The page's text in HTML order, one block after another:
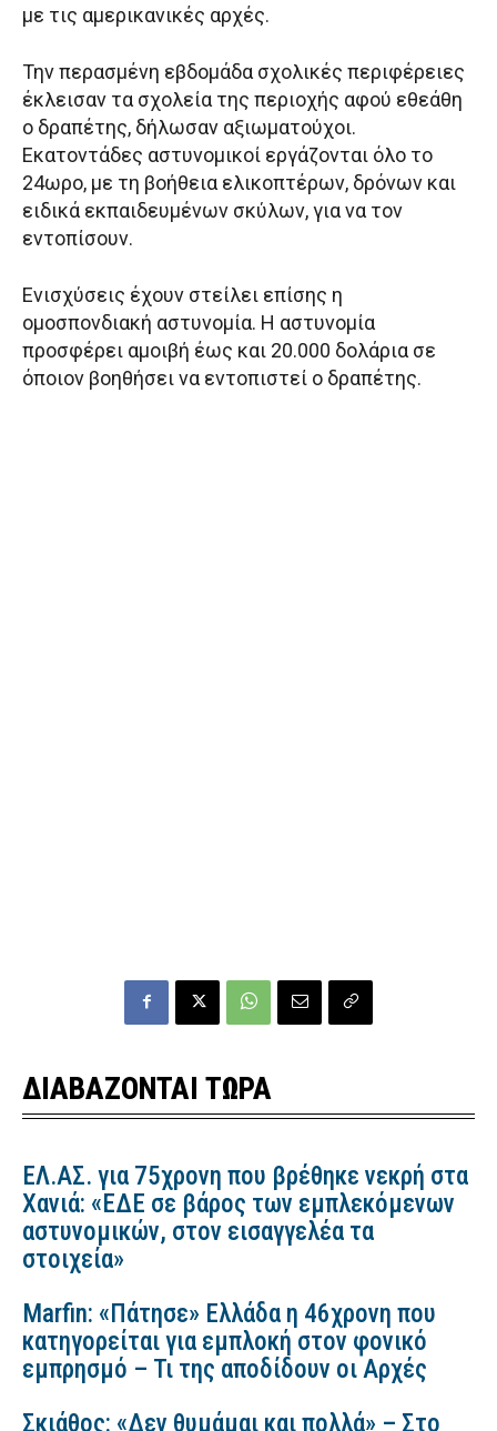
με τις αμερικανικές αρχές.
Την περασμένη εβδομάδα σχολικές περιφέρειες
έκλεισαν τα σχολεία της περιοχής αφού εθεάθη
ο δραπέτης, δήλωσαν αξιωματούχοι.
Εκατοντάδες αστυνομικοί εργάζονται όλο το
24ωρο, με τη βοήθεια ελικοπτέρων, δρόνων και
ειδικά εκπαιδευμένων σκύλων, για να τον
εντοπίσουν.
Ενισχύσεις έχουν στείλει επίσης η
ομοσπονδιακή αστυνομία. Η αστυνομία
προσφέρει αμοιβή έως και 20.000 δολάρια σε
όποιον βοηθήσει να εντοπιστεί ο δραπέτης.
ΔΙΑΒΑΖΟΝΤΑΙ ΤΩΡΑ
ΕΛ.ΑΣ. για 75χρονη που βρέθηκε νεκρή στα
Χανιά: «ΕΔΕ σε βάρος των εμπλεκόμενων
αστυνομικών, στον εισαγγελέα τα
στοιχεία»
Marfin: «Πάτησε» Ελλάδα η 46χρονη που
κατηγορείται για εμπλοκή στον φονικό
εμπρησμό – Τι της αποδίδουν οι Αρχές
Σκιάθος: «Δεν θυμάμαι και πολλά» – Στο